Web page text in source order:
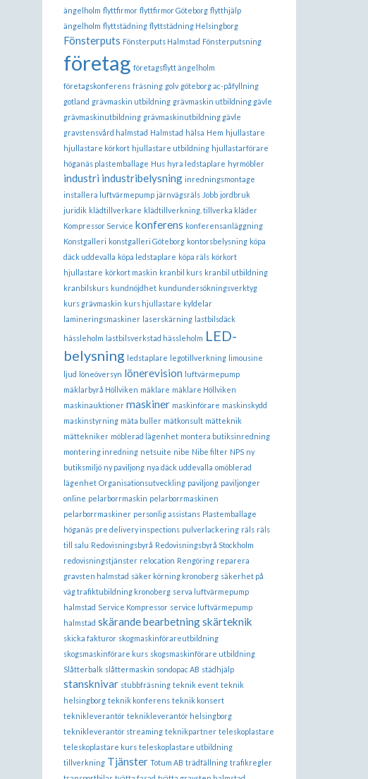
ängelholm flyttfirmor flyttfirmor Göteborg flytthjälp
ängelholm flyttstädning flyttstädning Helsingborg
Fönsterputs Fönsterputs Halmstad Fönsterputsning
företag företagsflytt ängelholm
företagskonferens fräsning golv göteborg ac-påfyllning
gotland grävmaskin utbildning grävmaskin utbildning gävle
grävmaskinutbildning grävmaskinutbildning gävle
gravstensvård halmstad Halmstad hälsa Hem hjullastare
hjullastare körkort hjullastare utbildning hjullastarförare
höganäs plastemballage Hus hyra ledstaplare hyrmöbler
industri industribelysning inredningsmontage
installera luftvärmepump järnvägsräls Jobb jordbruk
juridik klädtillverkare klädtillverkning. tillverka kläder
Kompressor Service konferens konferensanläggning
Konstgalleri konstgalleri Göteborg kontorsbelysning köpa
däck uddevalla köpa ledstaplare köpa räls körkort
hjullastare körkort maskin kranbil kurs kranbil utbildning
kranbilskurs kundnöjdhet kundundersökningsverktyg
kurs grävmaskin kurs hjullastare kyldelar
lamineringsmaskiner laserskärning lastbilsdäck
hässleholm lastbilsverkstad hässleholm LED-
belysning ledstaplare legotillverkning limousine
ljud löneöversyn lönerevision luftvärmepump
mäklarbyrå Höllviken mäklare mäklare Höllviken
maskinauktioner maskiner maskinförare maskinskydd
maskinstyrning mäta buller mätkonsult mätteknik
mättekniker möblerad lägenhet montera butiksinredning
montering inredning netsuite nibe Nibe filter NPS ny
butiksmiljö ny paviljong nya däck uddevalla omöblerad
lägenhet Organisationsutveckling paviljong paviljonger
online pelarborrmaskin pelarborrmaskinen
pelarborrmaskiner personlig assistans Plastemballage
höganäs pre delivery inspections pulverlackering räls räls
till salu Redovisningsbyrå Redovisningsbyrå Stockholm
redovisningstjänster relocation Rengöring reparera
gravsten halmstad säker körning kronoberg säkerhet på
väg trafiktubildning kronoberg serva luftvärmepump
halmstad Service Kompressor service luftvärmepump
halmstad skärande bearbetningskärteknik
skicka fakturor skogmaskinförareutbildning
skogsmaskinförare kurs skogsmaskinförare utbildning
Slåtterbalk slåttermaskin sondopac AB städhjälp
stansknivar stubbfräsning teknik event teknik
helsingborg teknik konferens teknik konsert
teknikleverantör teknikleverantör helsingborg
teknikleverantör streaming teknikpartner teleskoplastare
teleskoplastare kurs teleskoplastare utbildning
tillverkning Tjänster Totum AB trädfällning trafikregler